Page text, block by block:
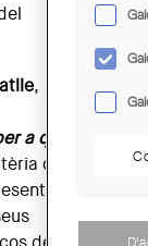
,
a que no
del
que